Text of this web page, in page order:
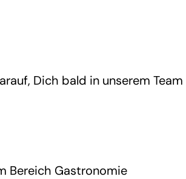
Dich bald in unserem
Bereich Gastronomie